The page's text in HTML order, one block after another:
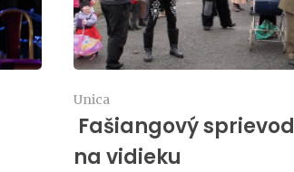
Unica
Fašiangový sprievod
na vidieku